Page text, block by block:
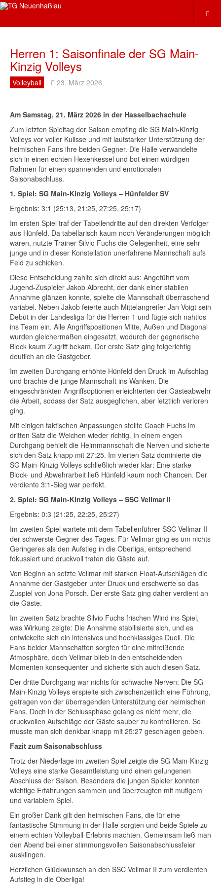
Herren 1: Saisonfinale der SG Main-
Kinzig Volleys
Volleyball 23. März 2026
Am Samstag, 21. März 2026 in der Hasselbachschule
Zum letzten Spieltag der Saison empfing die SG Main-Kinzig
Volleys vor voller Kulisse und mit lautstarker Unterstützung der
heimischen Fans ihre beiden Gegner. Die Halle verwandelte
sich in einen echten Hexenkessel und bot einen würdigen
Rahmen für einen spannenden und emotionalen
Saisonabschluss.
1. Spiel: SG Main-Kinzig Volleys – Hünfelder SV
Ergebnis: 3:1 (25:13, 21:25, 27:25, 25:17)
Im ersten Spiel traf der Tabellendritte auf den direkten Verfolger
aus Hünfeld. Da tabellarisch kaum noch Veränderungen möglich
waren, nutzte Trainer Silvio Fuchs die Gelegenheit, eine sehr
junge und in dieser Konstellation unerfahrene Mannschaft aufs
Feld zu schicken.
Diese Entscheidung zahlte sich direkt aus: Angeführt vom
Jugend-Zuspieler Jakob Albrecht, der dank einer stabilen
Annahme glänzen konnte, spielte die Mannschaft überraschend
variabel. Neben Jakob feierte auch Mittelangreifer Jan Voigt sein
Debüt in der Landesliga für die Herren 1 und fügte sich nahtlos
ins Team ein. Alle Angriffspositionen Mitte, Außen und Diagonal
wurden gleichermaßen eingesetzt, wodurch der gegnerische
Block kaum Zugriff bekam. Der erste Satz ging folgerichtig
deutlich an die Gastgeber.
Im zweiten Durchgang erhöhte Hünfeld den Druck im Aufschlag
und brachte die junge Mannschaft ins Wanken. Die
eingeschränkten Angriffsoptionen erleichterten der Gästeabwehr
die Arbeit, sodass der Satz ausgeglichen, aber letztlich verloren
ging.
Mit einigen taktischen Anpassungen stellte Coach Fuchs im
dritten Satz die Weichen wieder richtig. In einem engen
Durchgang behielt die Heimmannschaft die Nerven und sicherte
sich den Satz knapp mit 27:25. Im vierten Satz dominierte die
SG Main-Kinzig Volleys schließlich wieder klar: Eine starke
Block- und Abwehrarbeit ließ Hünfeld kaum noch Chancen. Der
verdiente 3:1-Sieg war perfekt.
2. Spiel: SG Main-Kinzig Volleys – SSC Vellmar II
Ergebnis: 0:3 (21:25, 22:25, 25:27)
Im zweiten Spiel wartete mit dem Tabellenführer SSC Vellmar II
der schwerste Gegner des Tages. Für Vellmar ging es um nichts
Geringeres als den Aufstieg in die Oberliga, entsprechend
fokussiert und druckvoll traten die Gäste auf.
Von Beginn an setzte Vellmar mit starken Float-Aufschlägen die
Annahme der Gastgeber unter Druck und erschwerte so das
Zuspiel von Jona Porsch. Der erste Satz ging daher verdient an
die Gäste.
Im zweiten Satz brachte Silvio Fuchs frischen Wind ins Spiel,
was Wirkung zeigte: Die Annahme stabilisierte sich, und es
entwickelte sich ein intensives und hochklassiges Duell. Die
Fans beider Mannschaften sorgten für eine mitreißende
Atmosphäre, doch Vellmar blieb in den entscheidenden
Momenten konsequenter und sicherte sich auch diesen Satz.
Der dritte Durchgang war nichts für schwache Nerven: Die SG
Main-Kinzig Volleys erspielte sich zwischenzeitlich eine Führung,
getragen von der überragenden Unterstützung der heimischen
Fans. Doch in der Schlussphase gelang es nicht mehr, die
druckvollen Aufschläge der Gäste sauber zu kontrollieren. So
musste man sich denkbar knapp mit 25:27 geschlagen geben.
Fazit zum Saisonabschluss
Trotz der Niederlage im zweiten Spiel zeigte die SG Main-Kinzig
Volleys eine starke Gesamtleistung und einen gelungenen
Abschluss der Saison. Besonders die jungen Spieler konnten
wichtige Erfahrungen sammeln und überzeugten mit mutigem
und variablem Spiel.
Ein großer Dank gilt den heimischen Fans, die für eine
fantastische Stimmung in der Halle sorgten und beide Spiele zu
einem echten Volleyball-Erlebnis machten. Gemeinsam ließ man
den Abend bei einer stimmungsvollen Saisonabschlussfeier
ausklingen.
Herzlichen Glückwunsch an den SSC Vellmar II zum verdienten
Aufstieg in die Oberliga!